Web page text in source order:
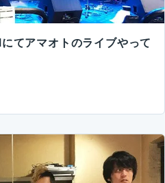
てアマオトのライブやって